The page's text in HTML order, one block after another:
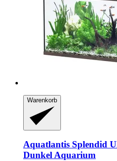
Warenkorb
Aquatlantis Splendid
Dunkel Aquarium